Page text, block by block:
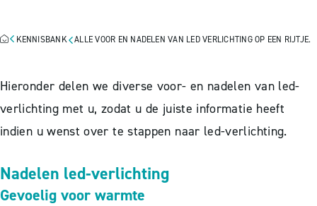
KENNISBANK ALLE VOOR EN NADELEN VAN LED VERLICHTING OP EEN RIJTJE.
Hieronder delen we diverse voor- en nadelen van led-
verlichting met u, zodat u de juiste informatie heeft
indien u wenst over te stappen naar led-verlichting.
Nadelen led-verlichting
Gevoelig voor warmte